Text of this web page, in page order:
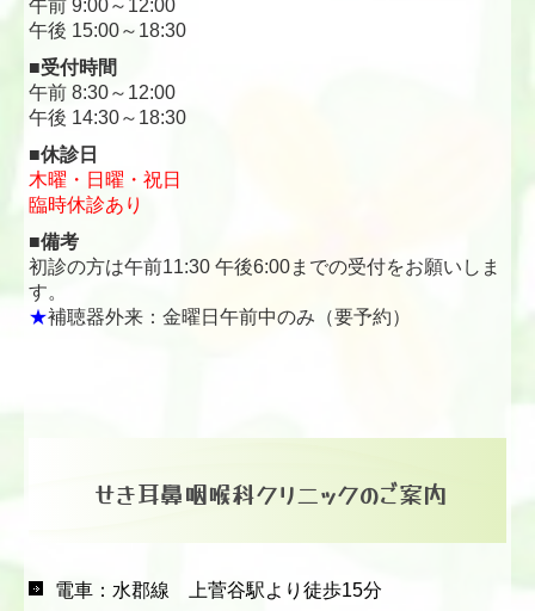
午前 9:00～12:00
午後 15:00～18:30
■受付時間
午前 8:30～12:00
午後 14:30～18:30
■休診日
木曜・日曜・祝日
臨時休診あり
■備考
初診の方は午前11:30 午後6:00までの受付をお願いしま
す。
★補聴器外来：金曜日午前中のみ（要予約）
せき耳鼻咽喉科クリニックのご案内
電車：水郡線 上菅谷駅より徒歩15分